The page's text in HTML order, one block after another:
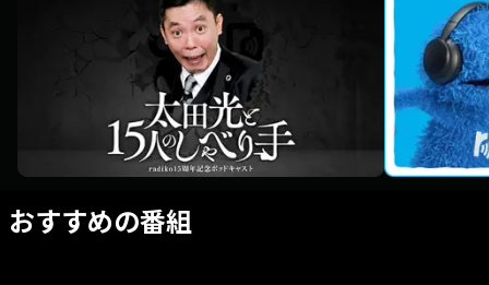
おすすめの番組